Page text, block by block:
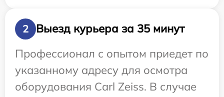
2
Выезд курьера за 35 минут
Профессионал с опытом приедет по
указанному адресу для осмотра
оборудования Carl Zeiss. В случае